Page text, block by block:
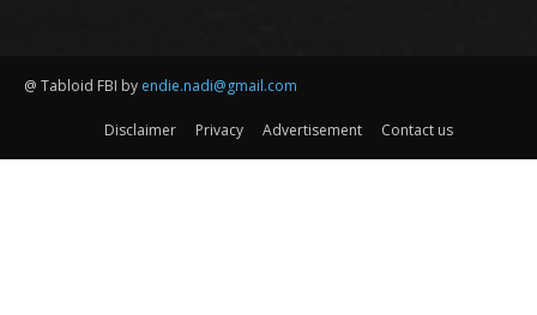
@ Tabloid FBI by endie.nadi@gmail.com
Disclaimer Privacy Advertisement Contact us